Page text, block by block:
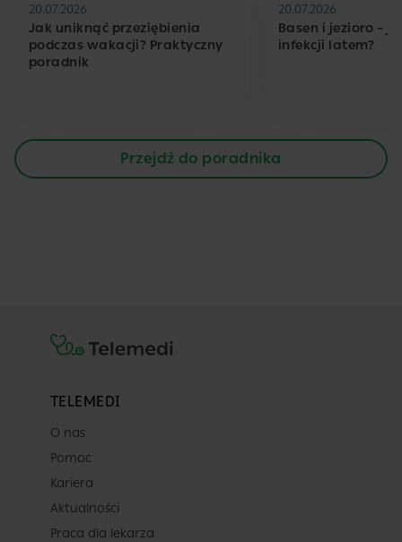
20.07.2026
Jak uniknąć przeziębienia
podczas wakacji? Praktyczny
poradnik
20.07.2026
Basen i jezioro –
infekcji latem?
Przejdź do poradnika
TELEMEDI
O nas
Pomoc
Kariera
Aktualności
Praca dla lekarza